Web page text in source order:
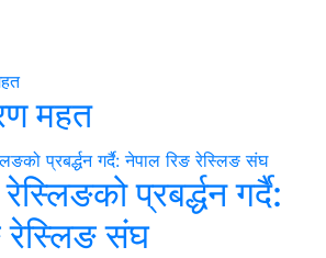
महत
प्रबर्द्धन गर्दै:
रेस्लिङ संघ